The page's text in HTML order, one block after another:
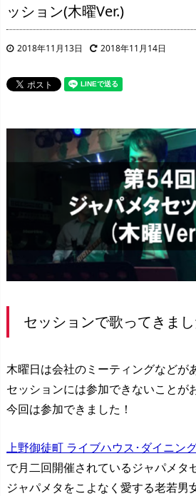
ッション(木曜Ver.)
2018年11月13日 2018年11月14日
セッションで歌ってきまし
木曜日は会社のミーティングなどが
セッションには参加できないことが
今回は参加できました！
上野御徒町 ライブハウス･ダイニン
で月二回開催されているジャパメタ
ジャパメタをこよなく愛する老若男